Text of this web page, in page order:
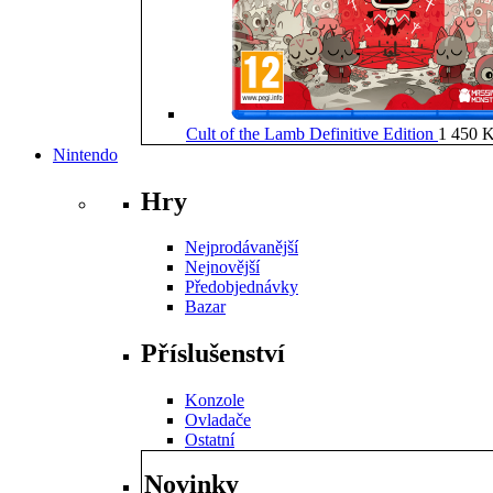
Cult of the Lamb Definitive Edition 1 450
Nintendo
Hry
Nejprodávanější
Nejnovější
Předobjednávky
Bazar
Příslušenství
Konzole
Ovladače
Ostatní
Novinky